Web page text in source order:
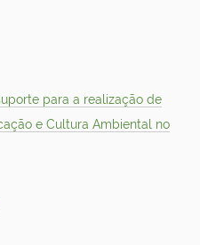
para a realização de
e Cultura Ambiental no